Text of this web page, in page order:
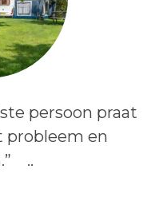
persoon praat
probleem en
..